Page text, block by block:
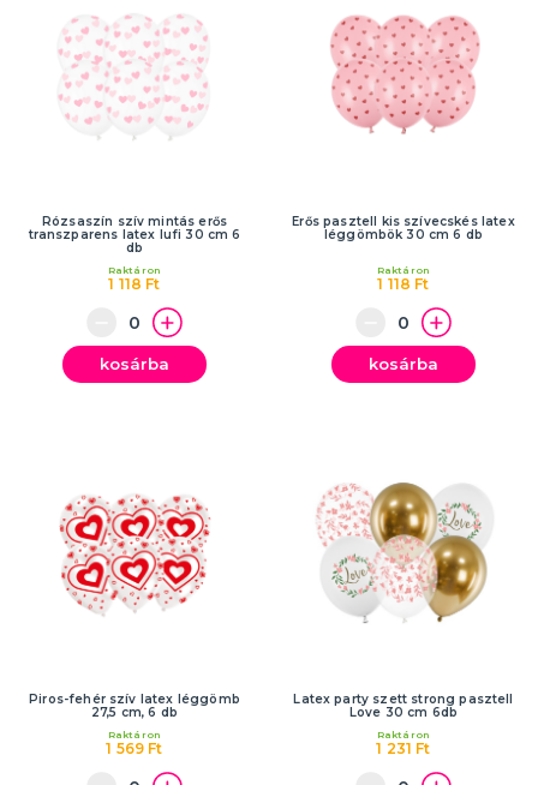
Gyermekparti
Tematikus bulik
Bálszezon 2025
Proms
Babazuhany, baba születése
Születésnapi parti
Születésnapi évfordulók
Házassági évforduló
Tematikus gyerekbulik
Tematikus bulik felnőtteknek
Partik és ünnepségek szín szerint
TÖBB KATEGÓRIA
Rózsaszín szív mintás erős
transzparens latex lufi 30 cm 6
db
1 118 Ft
Raktáron
kosárba
Erős pasztell kis szívecskés latex
léggömbök 30 cm 6 db
1 118 Ft
Raktáron
kosárba
Piros-fehér szív latex léggömb
27,5 cm, 6 db
1 569 Ft
Raktáron
Latex party szett strong pasztell
Love 30 cm 6db
1 231 Ft
Raktáron